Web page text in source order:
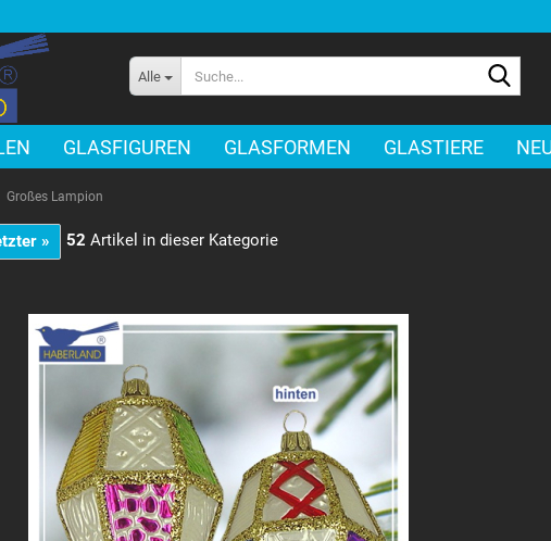
Alle
GLASFIGUREN GLASFORMEN GLASTIERE
Großes Lampion
» 52 Artikel in dieser Kategorie